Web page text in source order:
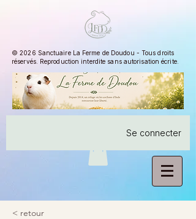
© 2026 Sanctuaire La Ferme de Doudou - Tous droits
réservés. Reproduction interdite sans autorisation écrite.
Se connecter
< retour